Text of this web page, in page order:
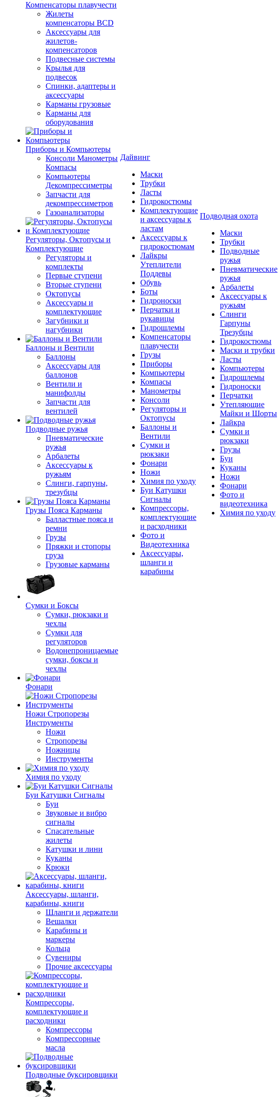
Компенсаторы плавучести
Жилеты
компенсаторы BCD
Аксессуары для
жилетов-
компенсаторов
Подвесные системы
Крылья для
подвесок
Спинки, адаптеры и
аксессуары
Карманы грузовые
Карманы для
оборудования
Приборы и Компьютеры
Консоли Манометры
Компасы
Компьютеры
Декомпрессиметры
Запчасти для
декомпрессиметров
Газоанализаторы
Регуляторы, Октопусы и
Комплектующие
Регуляторы и
комплекты
Первые ступени
Вторые ступени
Октопусы
Аксессуары и
комплектующие
Загубники и
нагубники
Баллоны и Вентили
Баллоны
Аксессуары для
баллонов
Вентили и
манифолды
Запчасти для
вентилей
Подводные ружья
Пневматические
ружья
Арбалеты
Аксессуары к
ружьям
Слинги, гарпуны,
трезубцы
Грузы Пояса Карманы
Балластные пояса и
ремни
Грузы
Пряжки и стопоры
груза
Грузовые карманы
Сумки и Боксы
Сумки, рюкзаки и
чехлы
Сумки для
регуляторов
Водонепроницаемые
сумки, боксы и
чехлы
Фонари
Ножи Стропорезы
Инструменты
Ножи
Стропорезы
Ножницы
Инструменты
Химия по уходу
Буи Катушки Сигналы
Буи
Звуковые и вибро
сигналы
Спасательные
жилеты
Катушки и лини
Куканы
Крюки
Аксессуары, шланги,
карабины, книги
Шланги и держатели
Вешалки
Карабины и
маркеры
Кольца
Сувениры
Прочие аксессуары
Компрессоры,
комплектующие и
расходники
Компрессоры
Компрессорные
масла
Подводные буксировщики
Дайвинг
Маски
Трубки
Ласты
Гидрокостюмы
Комплектующие
и аксессуары к
ластам
Аксессуары к
гидрокостюмам
Лайкры
Утеплители
Поддевы
Обувь
Боты
Гидроноски
Перчатки и
рукавицы
Гидрошлемы
Компенсаторы
плавучести
Грузы
Приборы
Компьютеры
Компасы
Манометры
Консоли
Регуляторы и
Октопусы
Баллоны и
Вентили
Сумки и
рюкзаки
Фонари
Ножи
Химия по уходу
Буи Катушки
Сигналы
Компрессоры,
комплектующие
и расходники
Фото и
Видеотехника
Аксессуары,
шланги и
карабины
Подводная охота
Маски
Трубки
Подводные
ружья
Пневматические
ружья
Арбалеты
Аксессуары к
ружьям
Слинги
Гарпуны
Трезубцы
Гидрокостюмы
Маски и трубки
Ласты
Компьютеры
Гидрошлемы
Гидроноски
Перчатки
Утепляющие
Майки и Шорты
Лайкра
Сумки и
рюкзаки
Грузы
Буи
Куканы
Ножи
Фонари
Фото и
видеотехника
Химия по уходу